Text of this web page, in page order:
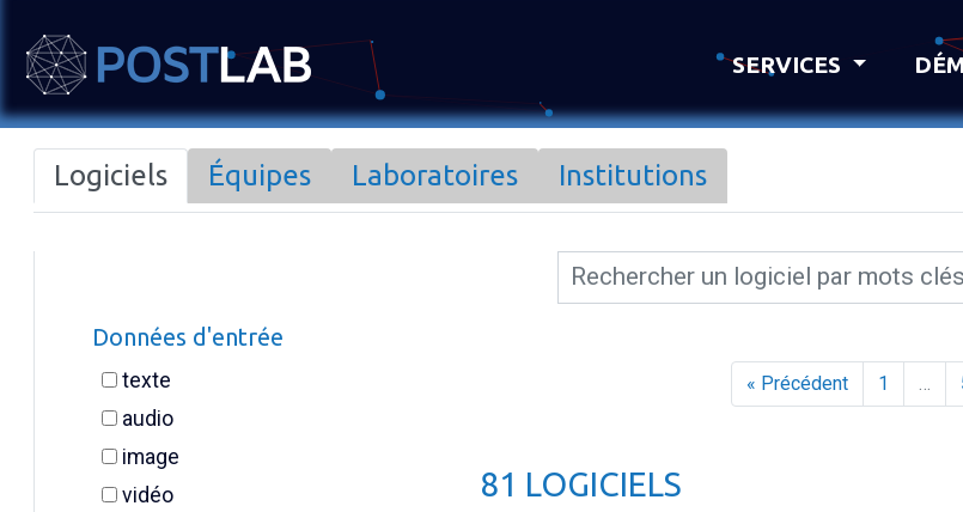
SERVICES
Logiciels Équipes Laboratoires Institutions
Données d'entrée
texte
audio
image
vidéo
« Précédent 1
81 LOGICIELS